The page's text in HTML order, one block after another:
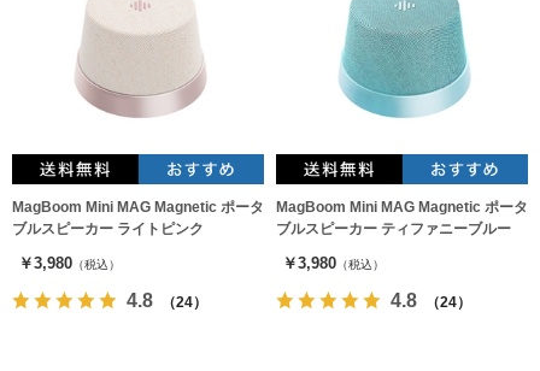
MagBoom Mini MAG Magnetic ポータ
ブルスピーカー ライトピンク
￥3,980 （税込）
4.8 （24）
MagBoom Mini MAG Magnetic ポータ
ブルスピーカー ティファニーブルー
￥3,980 （税込）
4.8 （24）